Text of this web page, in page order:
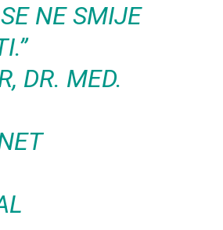
NE SMIJE
DR. MED.